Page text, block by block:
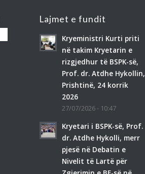
Lajmet e fundit
Kryeministri Kurti priti
në takim Kryetarin e
rizgjedhur të BSPK-së,
Prof. dr. Atdhe Hykollin,
Prishtinë, 24 korrik
2026
27/07/2026 - 10:47
Kryetari i BSPK-së, Prof.
dr. Atdhe Hykolli, merr
pjesë në Debatin e
Nivelit të Lartë për